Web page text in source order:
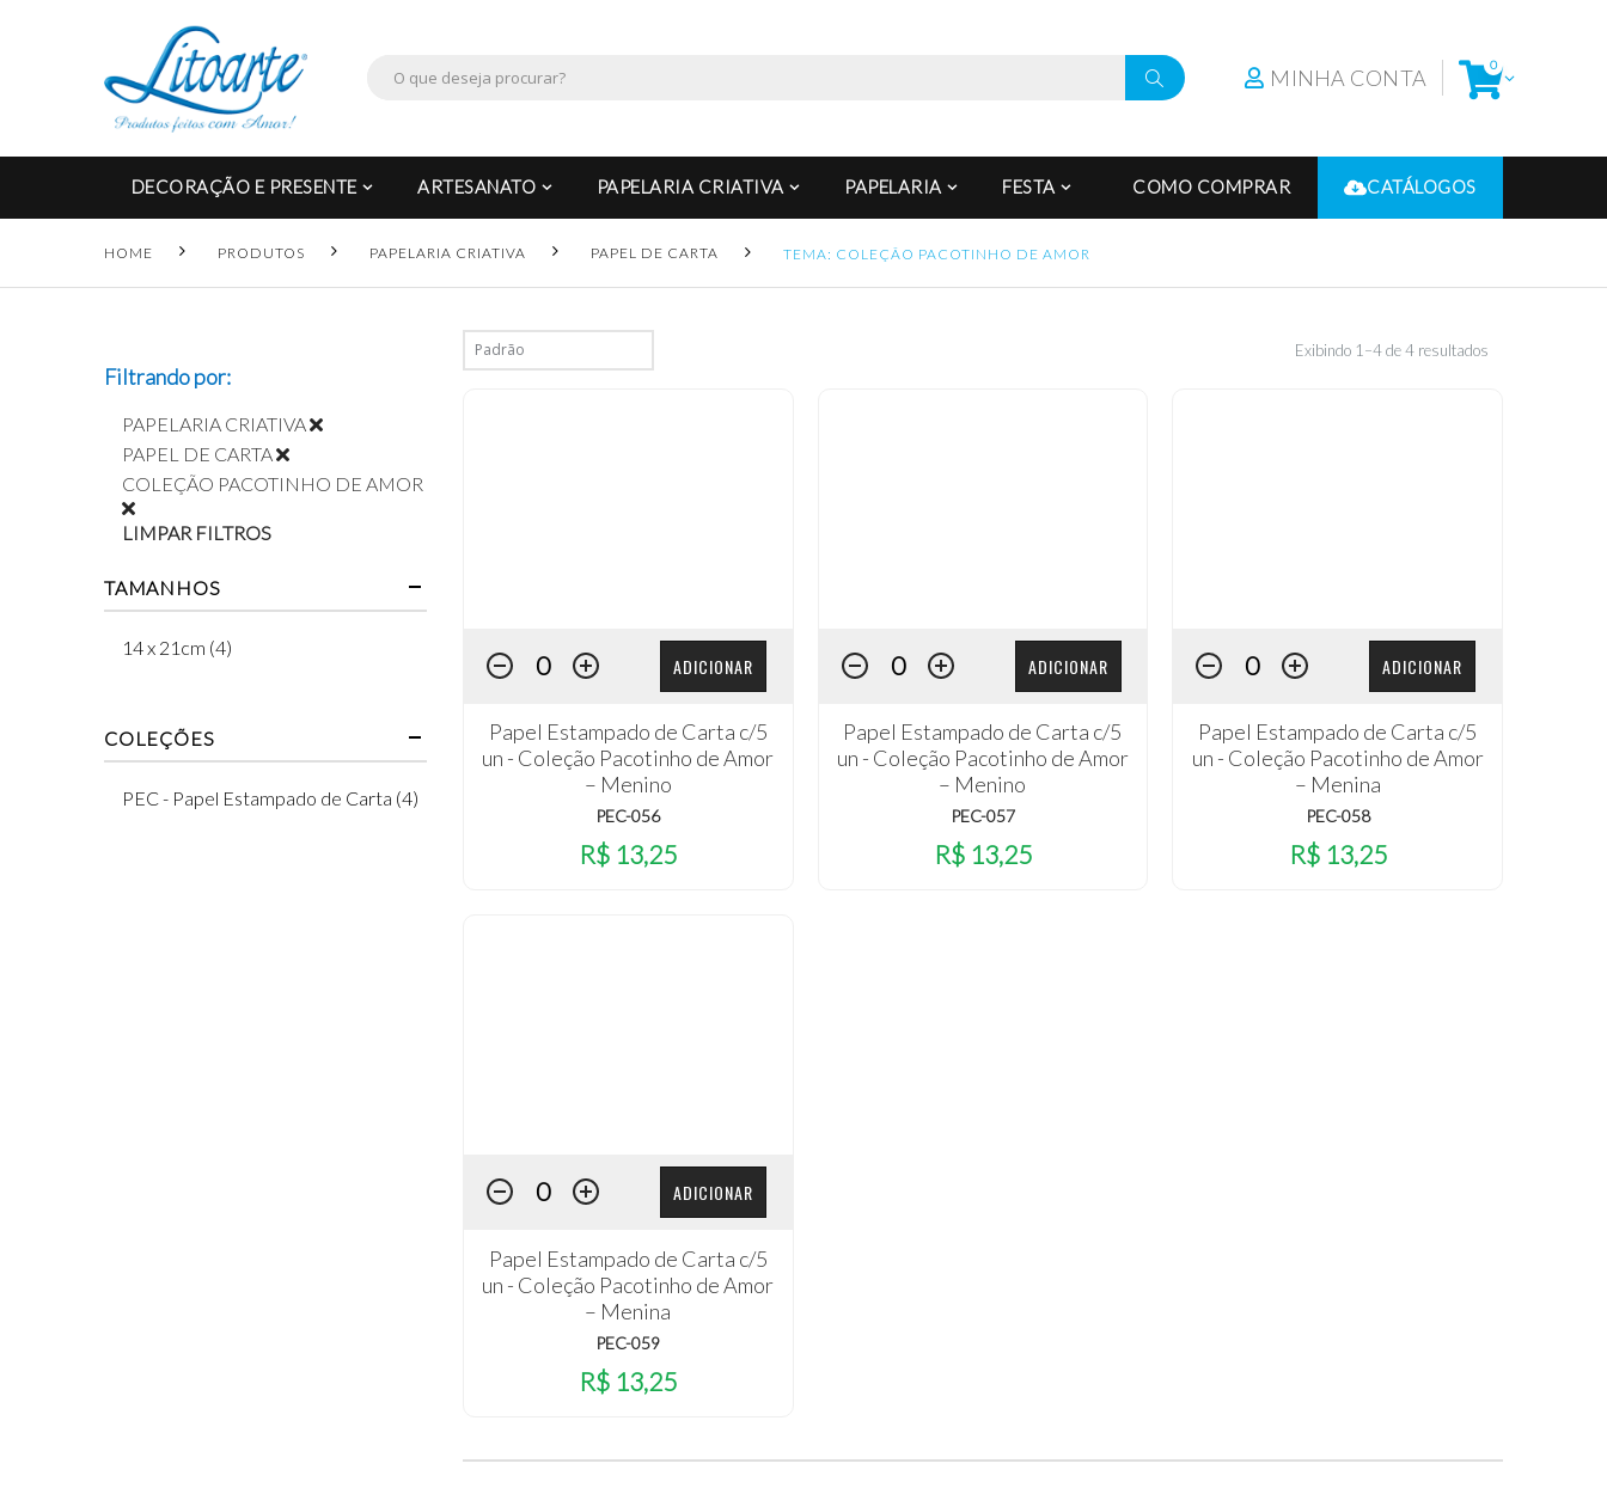
MINHA CONTA 0
DECORAÇÃO E PRESENTE ARTESANATO PAPELARIA CRIATIVA PAPELARIA FESTA COMO COMPRAR CATÁLOGOS
HOME PRODUTOS PAPELARIA CRIATIVA PAPEL DE CARTA TEMA: COLEÇÃO PACOTINHO DE AMOR
Exibindo 1–4 de 4 resultados
ADICIONAR
Papel Estampado de Carta c/5
un - Coleção Pacotinho de Amor
– Menino
PEC-056
R$ 13,25
ADICIONAR
Papel Estampado de Carta c/5
un - Coleção Pacotinho de Amor
– Menino
PEC-057
R$ 13,25
ADICIONAR
Papel Estampado de Carta c/5
un - Coleção Pacotinho de Amor
– Menina
PEC-058
R$ 13,25
ADICIONAR
Papel Estampado de Carta c/5
un - Coleção Pacotinho de Amor
– Menina
PEC-059
R$ 13,25
Filtrando por:
PAPELARIA CRIATIVA
PAPEL DE CARTA
COLEÇÃO PACOTINHO DE AMOR
LIMPAR FILTROS
TAMANHOS
14 x 21cm (4)
COLEÇÕES
PEC - Papel Estampado de Carta (4)